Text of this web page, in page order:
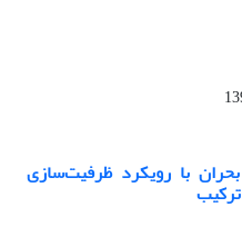
با رویکرد ظرفیت‌سازی